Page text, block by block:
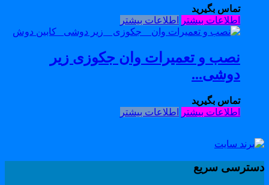
تماس بگیرید
اطلاعات بیشتر اطلاعات بیشتر
نصب و تعمیرات وان جکوزی زیر
دوشی...
تماس بگیرید
اطلاعات بیشتر اطلاعات بیشتر
سریع